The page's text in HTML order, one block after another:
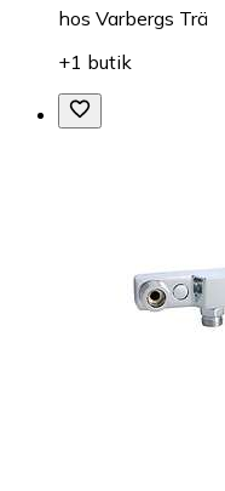
hos Varbergs Trä
+1 butik